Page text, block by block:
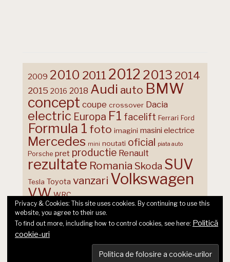
2009 2010 2011 2012 2013 2014
2015 2016 2018 Audi auto BMW
concept coupe crossover Dacia
electric Europa F1 facelift Ferrari Ford
Formula 1 foto imagini masini electrice
Mercedes mini noutati oficial piata auto
Porsche pret productie Renault
rezultate Romania Skoda SUV
Tesla Toyota vanzari Volkswagen
VW WRC
© 2026 Ecart Media SRL | made by Nina Cocea &infin
Privacy & Cookies: This site uses cookies. By continuing to use this
website, you agree to their use.
To find out more, including how to control cookies, see here: Politică
cookie-uri